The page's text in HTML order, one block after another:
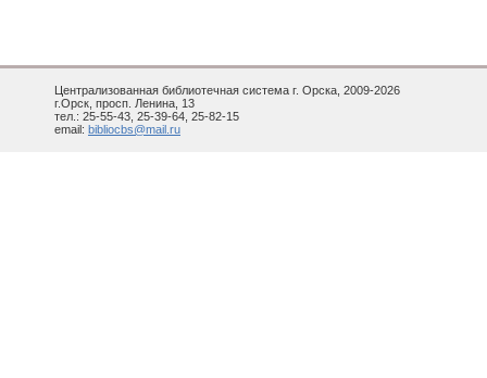
Централизованная библиотечная система г. Орска, 2009-2026
г.Орск, просп. Ленина, 13
тел.: 25-55-43, 25-39-64, 25-82-15
email: bibliocbs@mail.ru